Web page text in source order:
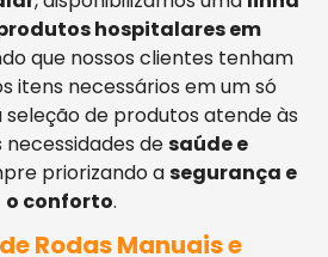
hospitalares em
que nossos clientes tenham
itens necessários em um só
seleção de produtos atende às
necessidades desaúde e
priorizando asegurança e
o conforto.
Rodas Manuais e